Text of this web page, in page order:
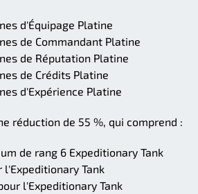
d'Équipage Platine
de Commandant Platine
de Réputation Platine
de Crédits Platine
d'Expérience Platine
réduction de 55 %, qui comprend :
de rang 6 Expeditionary Tank
l'Expeditionary Tank
l'Expeditionary Tank